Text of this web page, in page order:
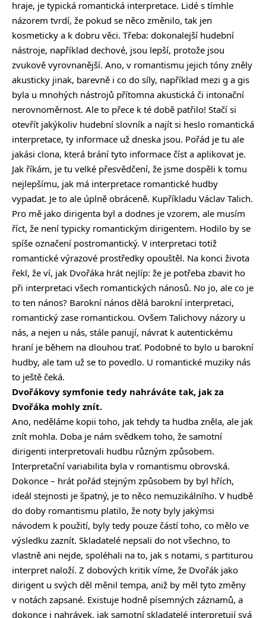
hraje, je typická romantická interpretace. Lidé s tímhle
názorem tvrdí, že pokud se něco změnilo, tak jen
kosmeticky a k dobru věci. Třeba: dokonalejší hudební
nástroje, například dechové, jsou lepší, protože jsou
zvukově vyrovnanější. Ano, v romantismu jejich tóny zněly
akusticky jinak, barevně i co do síly, například mezi g a gis
byla u mnohých nástrojů přítomna akustická či intonační
nerovnoměrnost. Ale to přece k té době patřilo! Stačí si
otevřít jakýkoliv hudební slovník a najít si heslo romantická
interpretace, ty informace už dneska jsou. Pořád je tu ale
jakási clona, která brání tyto informace číst a aplikovat je.
Jak říkám, je tu velké přesvědčení, že jsme dospěli k tomu
nejlepšímu, jak má interpretace romantické hudby
vypadat. Je to ale úplně obráceně. Kupříkladu Václav Talich.
Pro mě jako dirigenta byl a dodnes je vzorem, ale musím
říct, že není typicky romantickým dirigentem. Hodilo by se
spíše označení postromantický. V interpretaci totiž
romantické výrazové prostředky opouštěl. Na konci života
řekl, že ví, jak Dvořáka hrát nejlíp: že je potřeba zbavit ho
při interpretaci všech romantických nánosů. No jo, ale co je
to ten nános? Barokní nános dělá barokní interpretaci,
romantický zase romantickou. Ovšem Talichovy názory u
nás, a nejen u nás, stále panují, návrat k autentickému
hraní je během na dlouhou trať. Podobné to bylo u barokní
hudby, ale tam už se to povedlo. U romantické muziky nás
to ještě čeká.
Dvořákovy symfonie tedy nahráváte tak, jak za
Dvořáka mohly znít.
Ano, neděláme kopii toho, jak tehdy ta hudba zněla, ale jak
znít mohla. Doba je nám svědkem toho, že samotní
dirigenti interpretovali hudbu různým způsobem.
Interpretační variabilita byla v romantismu obrovská.
Dokonce – hrát pořád stejným způsobem by byl hřích,
ideál stejnosti je špatný, je to něco nemuzikálního. V hudbě
do doby romantismu platilo, že noty byly jakýmsi
návodem k použití, byly tedy pouze částí toho, co mělo ve
výsledku zaznít. Skladatelé nepsali do not všechno, to
vlastně ani nejde, spoléhali na to, jak s notami, s partiturou
interpret naloží. Z dobových kritik víme, že Dvořák jako
dirigent u svých děl měnil tempa, aniž by měl tyto změny
v notách zapsané. Existuje hodně písemných záznamů, a
dokonce i nahrávek, jak samotní skladatelé interpretují svá